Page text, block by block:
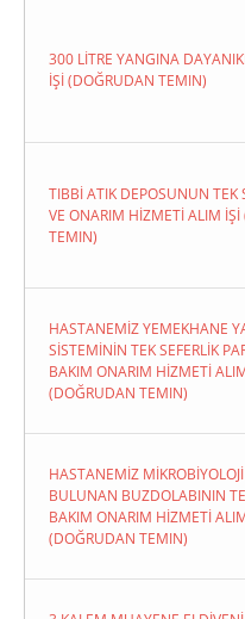
300 LİTRE YANGINA
İŞİ (DOĞRUDAN TEMIN)
TIBBİ ATIK DEPOSUNUN TEK
VE ONARIM HİZMETİ ALIM
TEMIN)
HASTANEMİZ YEMEKHANE
SİSTEMİNİN TEK SEFERLİK
BAKIM ONARIM HİZMETİ
(DOĞRUDAN TEMIN)
HASTANEMİZ
BULUNAN BUZDOLABININ
BAKIM ONARIM HİZMETİ
(DOĞRUDAN TEMIN)